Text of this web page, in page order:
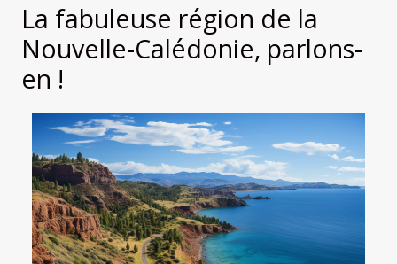
La fabuleuse région de la
Nouvelle-Calédonie, parlons-
en !